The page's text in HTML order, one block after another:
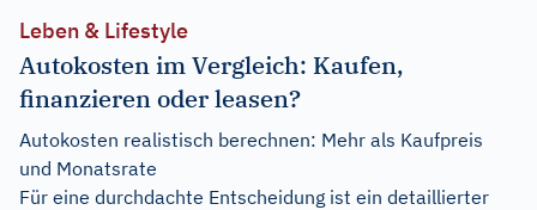
Leben & Lifestyle
Autokosten im Vergleich: Kaufen,
finanzieren oder leasen?
Autokosten realistisch berechnen: Mehr als Kaufpreis
und Monatsrate
Für eine durchdachte Entscheidung ist ein detaillierter